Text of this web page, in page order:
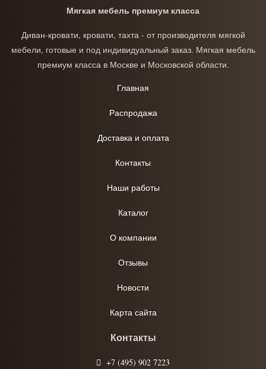
Мягкая мебель премиум класса
Диван-кровати, кровати, тахта - от производителя мягкой
мебели, готовые и под индивидуальный заказ. Мягкая мебель
премиум класса в Москве и Московской области.
Главная
Распродажа
Доставка и оплата
Контакты
Наши работы
Каталог
О компании
Отзывы
Новости
Карта сайта
Контакты
+7 (495) 902 7223